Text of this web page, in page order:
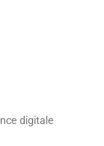
digitale